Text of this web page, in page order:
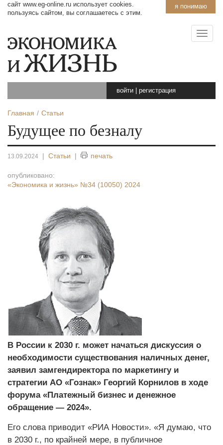
я понимаю
сайт www.eg-online.ru использует cookies.
пользуясь сайтом, вы соглашаетесь с этим.
войти регистрация
Главная Статьи
Будущее по безналу
13.09.2024 | Статьи | печать
опубликовано:
«Экономика и жизнь» №34 (10050) 2024
В России к 2030 г. может начаться дискуссия о
необходимости существования наличных денег,
заявил замгендиректора по маркетингу и
стратегии АО «Гознак» Георгий Корнилов в ходе
форума «Платежный бизнес и денежное
обращение — 2024».
Его слова приводит «РИА Новости». «Я думаю, что
в 2030 г., по крайней мере, в публичное